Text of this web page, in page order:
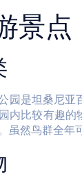
景点
园是坦桑尼亚
内比较有趣
虽然鸟群全年